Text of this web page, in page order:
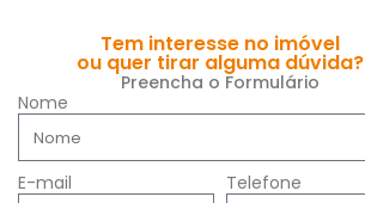
Tem interesse no imóvel
ou quer tirar alguma dúvida?
Preencha o Formulário
Nome
E-mail Telefone